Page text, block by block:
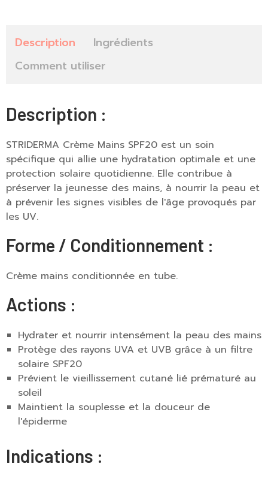
Description
Ingrédients
Comment utiliser
Description :
STRIDERMA Crème Mains SPF20 est un soin
spécifique qui allie une hydratation optimale et une
protection solaire quotidienne. Elle contribue à
préserver la jeunesse des mains, à nourrir la peau et
à prévenir les signes visibles de l'âge provoqués par
les UV.
Forme / Conditionnement :
Crème mains conditionnée en tube.
Actions :
Hydrater et nourrir intensément la peau des mains
Protège des rayons UVA et UVB grâce à un filtre
solaire SPF20
Prévient le vieillissement cutané lié prématuré au
soleil
Maintient la souplesse et la douceur de
l'épiderme
Indications :